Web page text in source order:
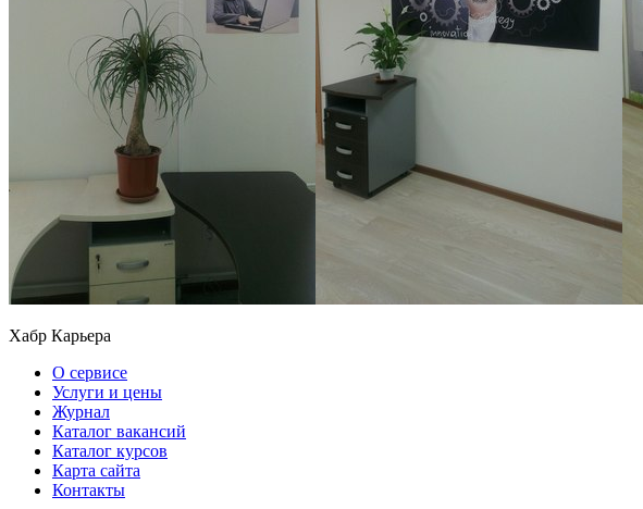
Хабр Карьера
О сервисе
Услуги и цены
Журнал
Каталог вакансий
Каталог курсов
Карта сайта
Контакты